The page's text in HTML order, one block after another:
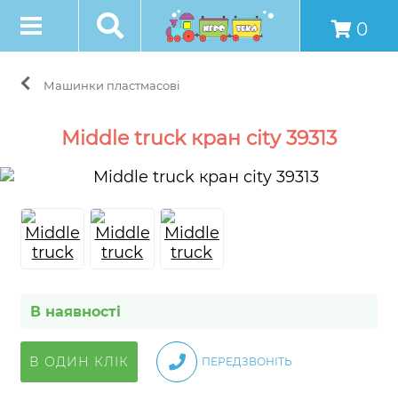
0
Машинки пластмасові
Middle truck кран city 39313
В наявності
В ОДИН КЛІК ПЕРЕДЗВОНІТЬ